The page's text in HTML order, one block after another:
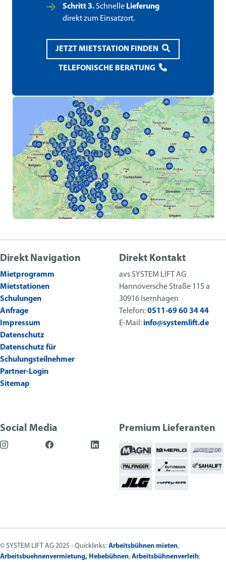
Schritt 3.Schnelle Lieferung
direkt zum Einsatzort.
JETZT MIETSTATION FINDEN
TELEFONISCHE BERATUNG
Direkt Navigation
Mietprogramm
Mietstationen
Schulungen
Anfrage
Impressum
Datenschutz
Datenschutz für
Schulungsteilnehmer
Partner-Login
Sitemap
Direkt Kontakt
avs SYSTEM LIFT AG
Hannoversche Straße 115 a
30916 Isernhagen
Telefon:0511-69 60 34 44
E-Mail: info@systemlift.de
Social Media Premium Lieferanten
© SYSTEM LIFT AG 2025 - Quicklinks: Arbeitsbühnen mieten,
Arbeitsbuehnenvermietung, Hebebühnen, Arbeitsbühnenverleih,